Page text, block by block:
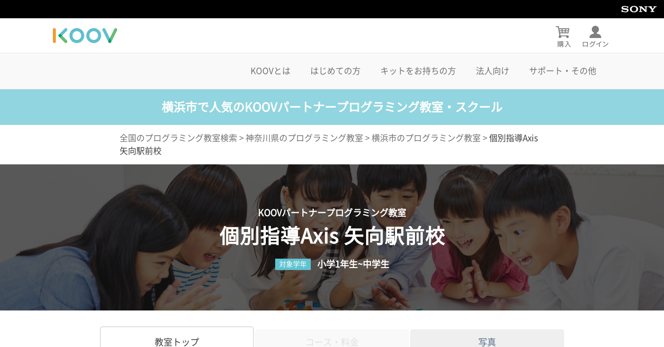
KOOVとは はじめての方 キットをお持ちの方 法人向け サポート・その他
横浜市で人気のKOOVパートナープログラミング教室・スクール
全国のプログラミング教室検索 > 神奈川県のプログラミング教室 > 横浜市のプログラミング教室 > 個別指導Axis
矢向駅前校
KOOVパートナープログラミング教室
個別指導Axis 矢向駅前校
対象学年 小学1年生~中学生
教室トップ コース・料金 写真